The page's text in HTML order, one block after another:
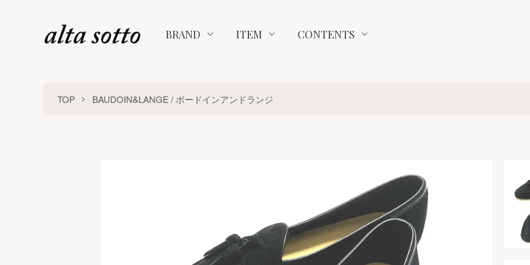
BRAND ITEM CONTENTS
TOP BAUDOIN&LANGE / ボードインアンドランジ